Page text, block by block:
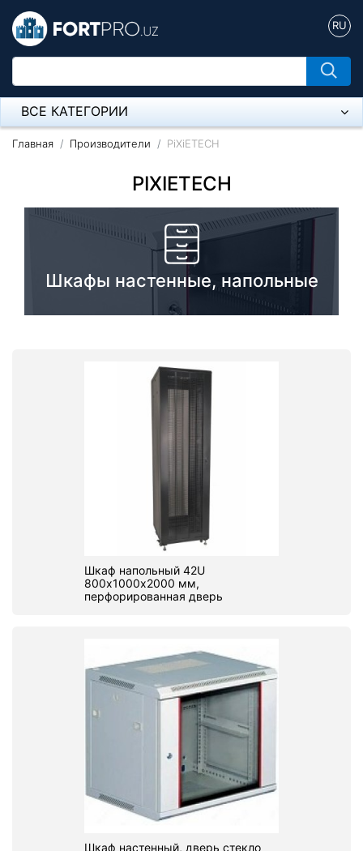
RU
ВСЕ КАТЕГОРИИ
Микрофон
Напольные розетки
Оборудование Mikrotik
Спикерфон
Модемы ADSL, Wan/Lan Роутеры, Wi-Fi
Серверное оборудование
UPS Источники бесперебойного питания
Системы охлаждения
Видеонаблюдение
Компьютеры Fujitsu
Главная Производители PiXiETECH
PIXIETECH
Шкафы настенные, напольные
Шкаф напольный 42U
800х1000х2000 мм,
перфорированная дверь
Шкаф настенный, дверь стекло